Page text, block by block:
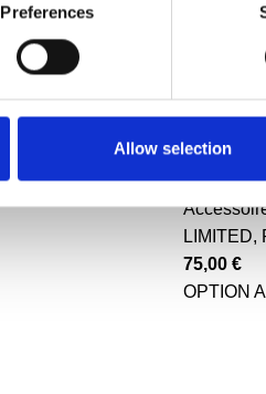
Preferences
Allow selection
LIMITED,
75,00 €
OPTION